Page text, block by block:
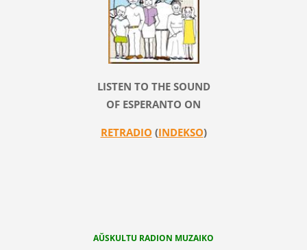
LISTEN TO THE SOUND
OF ESPERANTO ON
RETRADIO (INDEKSO)
AŬSKULTU RADION MUZAIKO